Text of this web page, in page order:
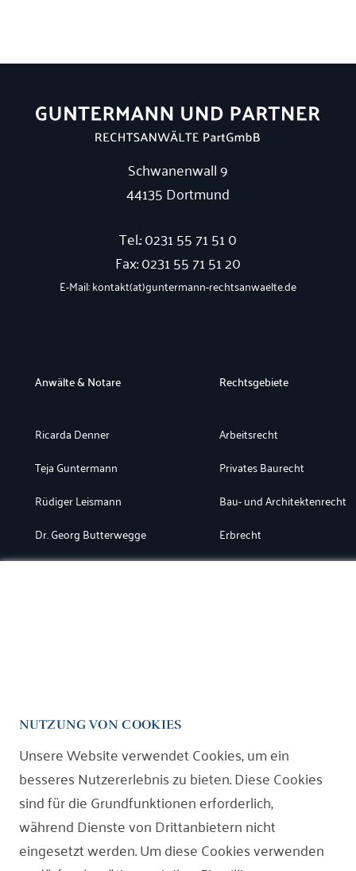
NUTZUNG VON COOKIES
Unsere Website verwendet Cookies, um ein
besseres Nutzererlebnis zu bieten. Diese Cookies
sind für die Grundfunktionen erforderlich,
während Dienste von Drittanbietern nicht
eingesetzt werden. Um diese Cookies verwenden
Schwanenwall 9
44135 Dortmund
Tel.: 0231 55 71 51 0
Fax: 0231 55 71 51 20
E-Mail: kontakt(at)guntermann-rechtsanwaelte.de
Anwälte & Notare
Ricarda Denner
Teja Guntermann
Rüdiger Leismann
Dr. Georg Butterwegge
Nico Slaby
Rechtsgebiete
Arbeitsrecht
Privates Baurecht
Bau- und Architektenrecht
Erbrecht
Familienrecht
Verkehrsrecht
Versicherungsrecht
Öffentliches Baurecht
Kontakt